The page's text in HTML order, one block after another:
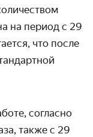
на период с 29
что после
согласно
также с 29